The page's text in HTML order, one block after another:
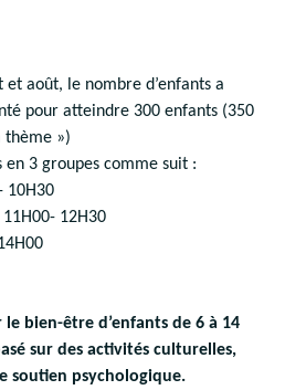
août, le nombre d’enfants a
pour atteindre 300 enfants (350
thème »)
en 3 groupes comme suit :
10H30
12H30
le bien-être d’enfants de 6 à 14
sur des activités culturelles,
soutien psychologique.